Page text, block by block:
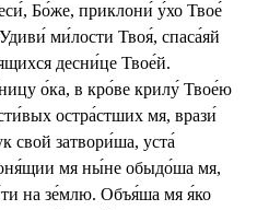
Бо́же, приклони́ у́хо Твое́
ми́лости Твоя́, спаса́яй
десни́це Твое́й.
о́ка, в кро́ве крилу́ Твое́ю
остра́стших мя, врази́
затвори́ша, уста́
мя ны́не обыдо́ша мя,
на зе́млю. Объя́ша мя я́ко